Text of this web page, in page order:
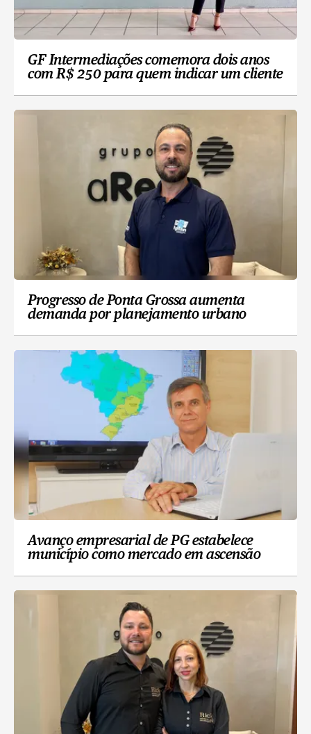
GF Intermediações comemora dois anos
com R$ 250 para quem indicar um cliente
Progresso de Ponta Grossa aumenta
demanda por planejamento urbano
Avanço empresarial de PG estabelece
município como mercado em ascensão